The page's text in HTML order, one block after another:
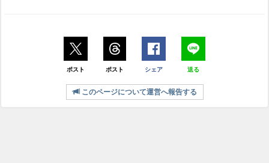
ポスト ポスト シェア 送る
このページについて運営へ報告する